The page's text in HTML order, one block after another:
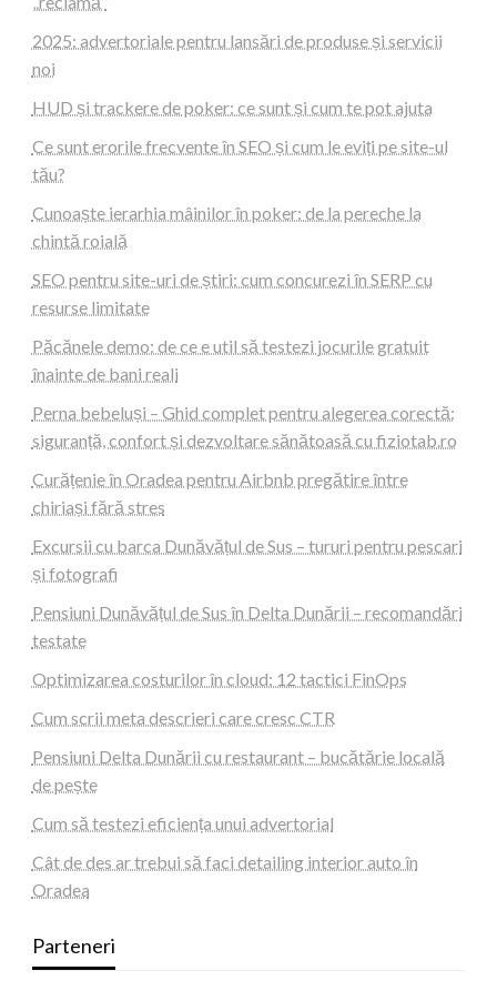
2025: advertoriale pentru lansări de produse și servicii
noi
HUD și trackere de poker: ce sunt și cum te pot ajuta
Ce sunt erorile frecvente în SEO și cum le eviți pe site-ul
tău?
Cunoaște ierarhia mâinilor în poker: de la pereche la
chintă roială
SEO pentru site-uri de știri: cum concurezi în SERP cu
resurse limitate
Păcănele demo: de ce e util să testezi jocurile gratuit
înainte de bani reali
Perna bebeluși – Ghid complet pentru alegerea corectă:
siguranță, confort și dezvoltare sănătoasă cu fiziotab.ro
Curățenie în Oradea pentru Airbnb pregătire între
chiriași fără stres
Excursii cu barca Dunăvățul de Sus – tururi pentru pescari
și fotografi
Pensiuni Dunăvățul de Sus în Delta Dunării – recomandări
testate
Optimizarea costurilor în cloud: 12 tactici FinOps
Cum scrii meta descrieri care cresc CTR
Pensiuni Delta Dunării cu restaurant – bucătărie locală
de pește
Cum să testezi eficiența unui advertorial
Cât de des ar trebui să faci detailing interior auto în
Oradea
Parteneri